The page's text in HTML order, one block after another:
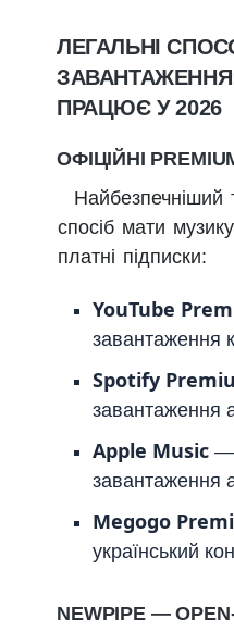
ЛЕГАЛЬНІ
ПРАЦЮЄ У 2026
ОФІЦІЙНІ
Найбезпечніший
спосіб мати
платні підписки:
YouTube
завантаження
Spotify
завантаження
Apple Music —
завантаження
Megogo
український
NEWPIPE —